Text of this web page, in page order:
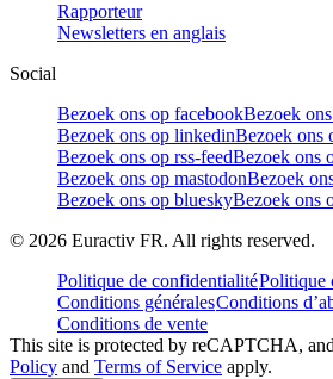
Rapporteur
Newsletters en anglais
Social
Bezoek ons op facebookBezoek
Bezoek ons op linkedinBezoek ons
Bezoek ons op rss-feedBezoek ons
Bezoek ons op mastodonBezoek
Bezoek ons op blueskyBezoek ons
© 2026 Euractiv FR. All rights reserved.
Politique de confidentialitéPolitique
Conditions généralesConditions
Conditions de vente
This site is protected by reCAPTCHA,
Policy and Terms of Service apply.